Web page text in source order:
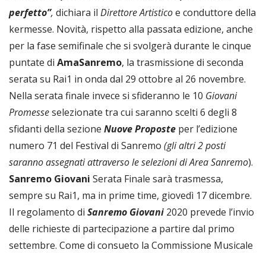
perfetto”, dichiara il Direttore Artisticoe conduttore della
kermesse. Novità, rispetto alla passata edizione, anche
per la fase semifinale che si svolgerà durante le cinque
puntate di AmaSanremo, la trasmissione di seconda
serata su Rai1 in onda dal 29 ottobre al 26 novembre.
Nella serata finale invece si sfideranno le 10 Giovani
Promesseselezionate tra cui saranno scelti 6 degli 8
sfidanti della sezione Nuove Proposte per l’edizione
numero 71 del Festival di Sanremo (gli altri 2 posti
saranno assegnati attraverso le selezioni di Area Sanremo).
Sanremo Giovani Serata Finale sarà trasmessa,
sempre su Rai1, ma in prime time, giovedì 17 dicembre.
Il regolamento di Sanremo Giovani 2020 prevede l’invio
delle richieste di partecipazione a partire dal primo
settembre. Come di consueto la Commissione Musicale